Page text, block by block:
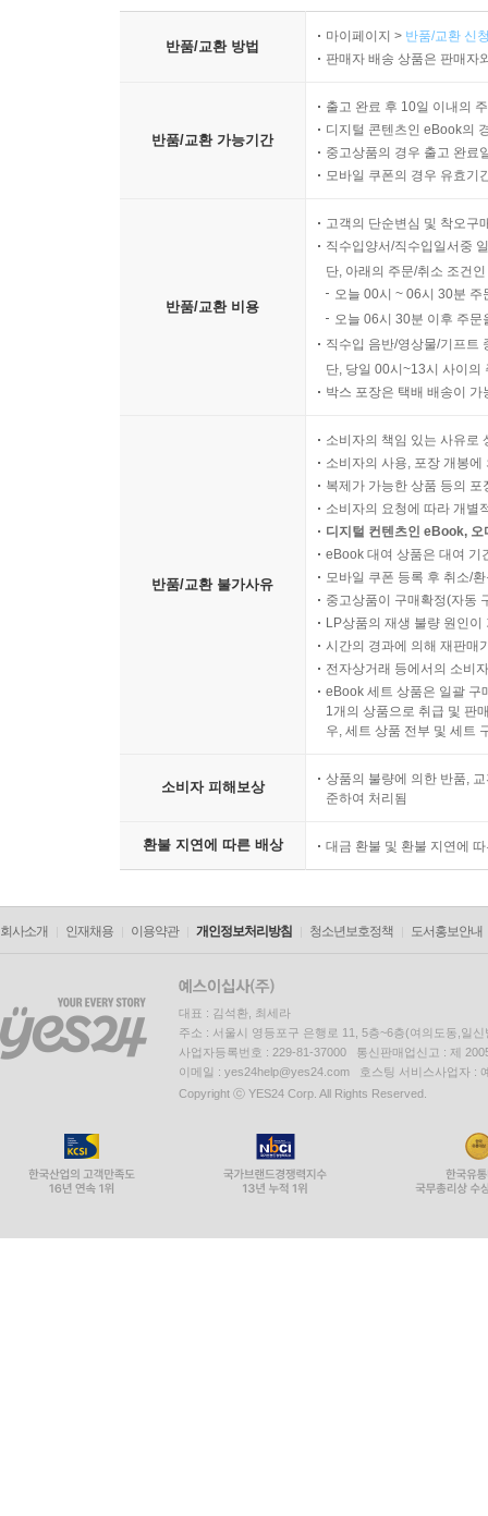
반품/교환 방법
마이페이지 > 반품/교환 신
판매자 배송 상품은 판매자
반품/교환 가능기간
출고 완료 후 10일 이내의
디지털 콘텐츠인 eBook의
중고상품의 경우 출고 완료
모바일 쿠폰의 경우 유효기
반품/교환 비용
고객의 단순변심 및 착오구
직수입양서/직수입일서중
단, 아래의 주문/취소 조건
오늘 00시 ~ 06시 30분
오늘 06시 30분 이후 주
직수입 음반/영상물/기프트
단, 당일 00시~13시 사이의
박스 포장은 택배 배송이
반품/교환 불가사유
소비자의 책임 있는 사유로
소비자의 사용, 포장 개봉
복제가 가능한 상품 등의
소비자의 요청에 따라 개별
디지털 컨텐츠인 eBook,
eBook 대여 상품은 대여 기
모바일 쿠폰 등록 후 취소/
중고상품이 구매확정(자동
LP상품의 재생 불량 원인
시간의 경과에 의해 재판매
전자상거래 등에서의 소비
eBook 세트 상품은 일괄 구
1개의 상품으로 취급 및 판
우, 세트 상품 전부 및 세트
소비자 피해보상
상품의 불량에 의한 반품,
준하여 처리됨
환불 지연에 따른 배상 대금 환불 및 환불 지연에
회사소개 인재채용 이용약관 개인정보처리방침 청소년보호정책 도서홍보안내
대표 : 김석환, 최세라
주소 : 서울시 영등포구 은행로 11, 5층~6층(여의도동,일신
사업자등록번호 : 229-81-37000 통신판매업신고 : 제
이메일 : yes24help@yes24.com 호스팅 서비스사업자 :
Copyright ⓒ YES24 Corp. All Rights Reserved.